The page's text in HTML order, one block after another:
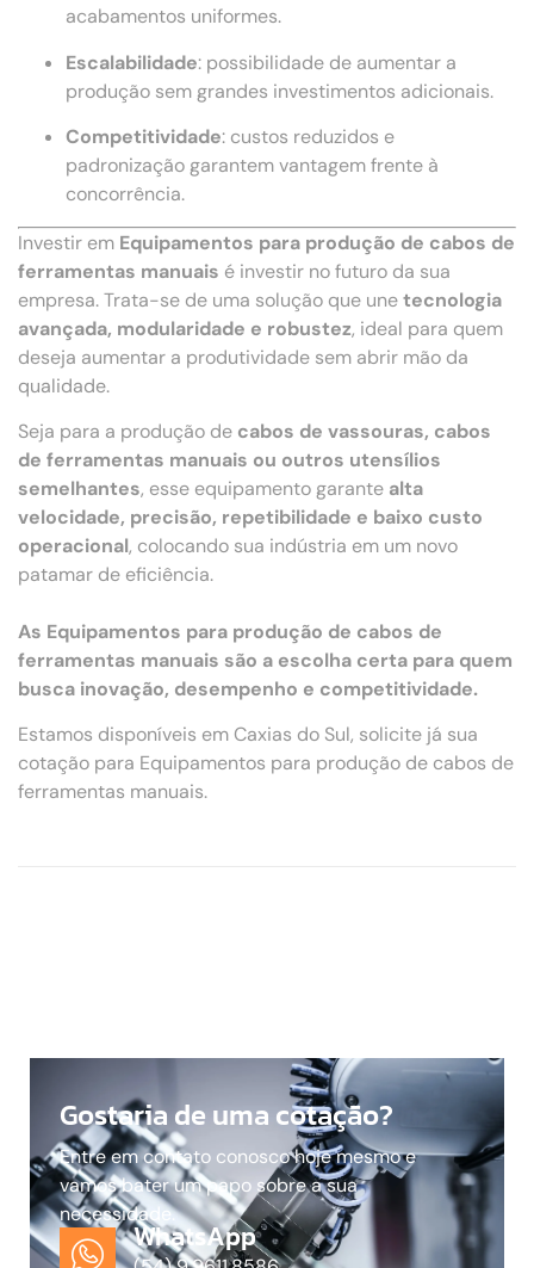
acabamentos uniformes.
Escalabilidade: possibilidade de aumentar a
produção sem grandes investimentos adicionais.
Competitividade: custos reduzidos e
padronização garantem vantagem frente à
concorrência.
Investir em Equipamentos para produção de cabos de
ferramentas manuais é investir no futuro da sua
empresa. Trata-se de uma solução que unetecnologia
avançada, modularidade e robustez, ideal para quem
deseja aumentar a produtividade sem abrir mão da
qualidade.
Seja para a produção de cabos de vassouras, cabos
de ferramentas manuais ou outros utensílios
semelhantes, esse equipamento garante alta
velocidade, precisão, repetibilidade e baixo custo
operacional, colocando sua indústria em um novo
patamar de eficiência.
As Equipamentos para produção de cabos de
ferramentas manuais são a escolha certa para quem
busca inovação, desempenho e competitividade.
Estamos disponíveis em Caxias do Sul, solicite já sua
cotação para Equipamentos para produção de cabos de
ferramentas manuais.
Gostaria de uma cotação?
Entre em contato conosco hoje mesmo e
vamos bater um papo sobre a sua
necessidade.
WhatsApp